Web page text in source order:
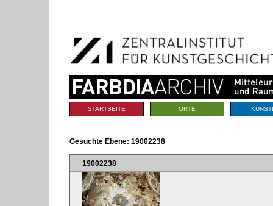
Navigation
Sektionen
STARTSEITE ORTE
Gesuchte Ebene: 19002238
19002238